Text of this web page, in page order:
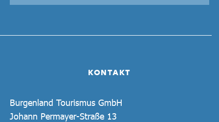
KONTAKT
Burgenland Tourismus GmbH
Johann Permayer-Straße 13